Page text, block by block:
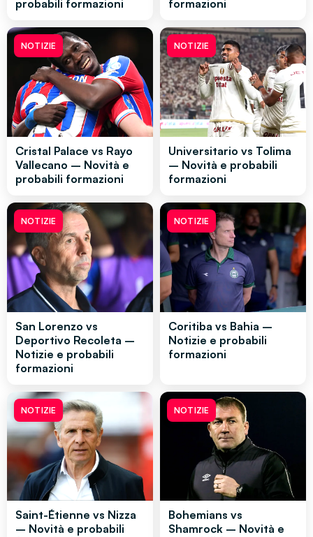
probabili formazioni formazioni
NOTIZIE
Cristal Palace vs Rayo
Vallecano – Novità e
probabili formazioni
NOTIZIE
Universitario vs Tolima
– Novità e probabili
formazioni
NOTIZIE
San Lorenzo vs
Deportivo Recoleta –
Notizie e probabili
formazioni
NOTIZIE
Coritiba vs Bahia –
Notizie e probabili
formazioni
NOTIZIE
Saint-Étienne vs Nizza
– Novità e probabili
NOTIZIE
Bohemians vs
Shamrock – Novità e